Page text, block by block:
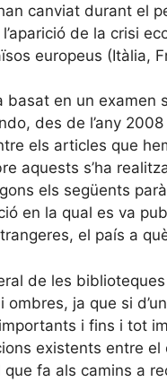
canviat durant el
de la crisi
europeus (Itàlia,
basat en un
des de l’any
els articles que
aquests s’ha
els següents
en la qual es va
el país a
de les
ja que si
i fins i tot
existents entre
fa als camins a